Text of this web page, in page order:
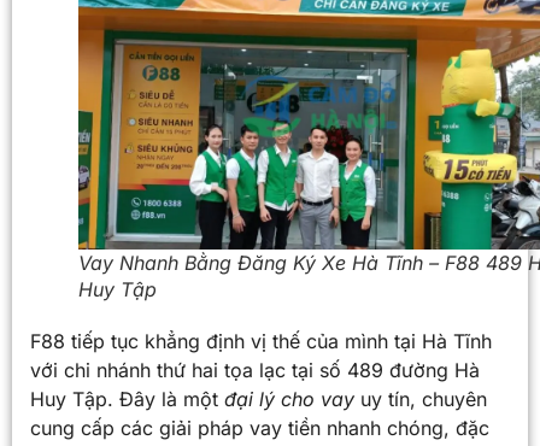
Vay Nhanh Bằng Đăng Ký Xe Hà Tĩnh – F88 489
Huy Tập
F88 tiếp tục khẳng định vị thế của mình tại Hà Tĩnh
với chi nhánh thứ hai tọa lạc tại số 489 đường Hà
Huy Tập. Đây là một đại lý cho vay uy tín, chuyên
cung cấp các giải pháp vay tiền nhanh chóng, đặc